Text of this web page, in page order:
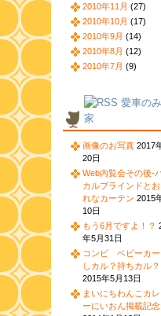
2010年11月 (27)
2010年10月 (17)
2010年9月 (14)
2010年8月 (12)
2010年7月 (9)
愛車の
家
画像のお写真 2017
20日
Web内覧会その後-
カルブラインドと
れなカーテン 2015
10日
もう6月ですよ！？
年5月31日
コンビ ベビーカー
しカル？持ちカル？
2015年5月13日
まいにちわんこカ
ーにいおん掲載記念